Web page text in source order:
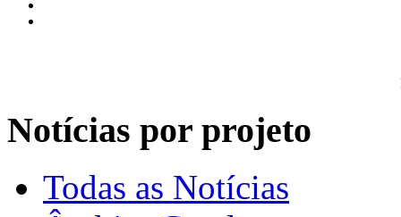
Notícias por projeto
Todas as Notícias